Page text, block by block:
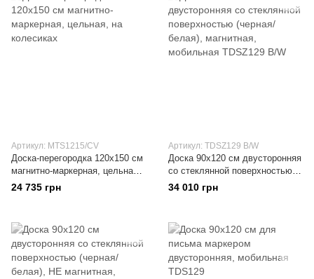
Артикул: MTS1215/CV
Доска-перегородка 120x150 см
магнитно-маркерная, цельная,
на колесиках
24 735 грн
Артикул: TDSZ129 B/W
Доска 90x120 см двусторонняя
со стеклянной поверхностью
(черная/белая), магнитная,
мобильная
34 010 грн